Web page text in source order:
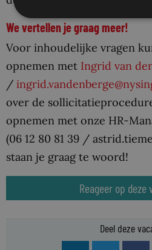
We vertellen je graag meer!
Voor inhoudelijke vragen
opnemen met Ingrid van
/
over de
opnemen met onze HR-
(06 12 80 81 39 /
staan je graag te woord!
Reageer op deze
Deel deze